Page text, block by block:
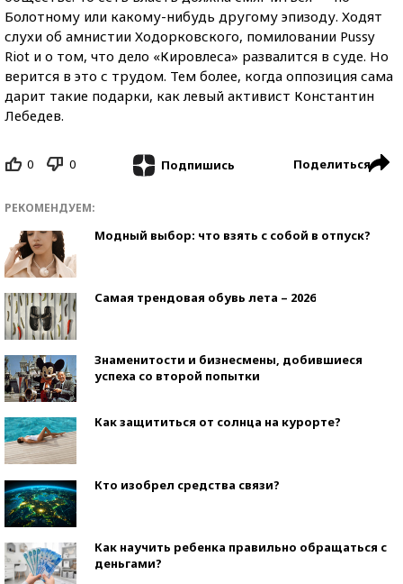
Болотному или какому-нибудь другому эпизоду. Ходят
слухи об амнистии Ходорковского, помиловании Pussy
Riot и о том, что дело «Кировлеса» развалится в суде. Но
верится в это с трудом. Тем более, когда оппозиция сама
дарит такие подарки, как левый активист Константин
Лебедев.
0 0 Подпишись Поделиться
РЕКОМЕНДУЕМ:
Модный выбор: что взять с собой в отпуск?
Самая трендовая обувь лета – 2026
Знаменитости и бизнесмены, добившиеся
успеха со второй попытки
Как защититься от солнца на курорте?
Кто изобрел средства связи?
Как научить ребенка правильно обращаться с
деньгами?